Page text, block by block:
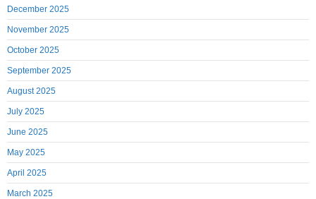
December 2025
November 2025
October 2025
September 2025
August 2025
July 2025
June 2025
May 2025
April 2025
March 2025